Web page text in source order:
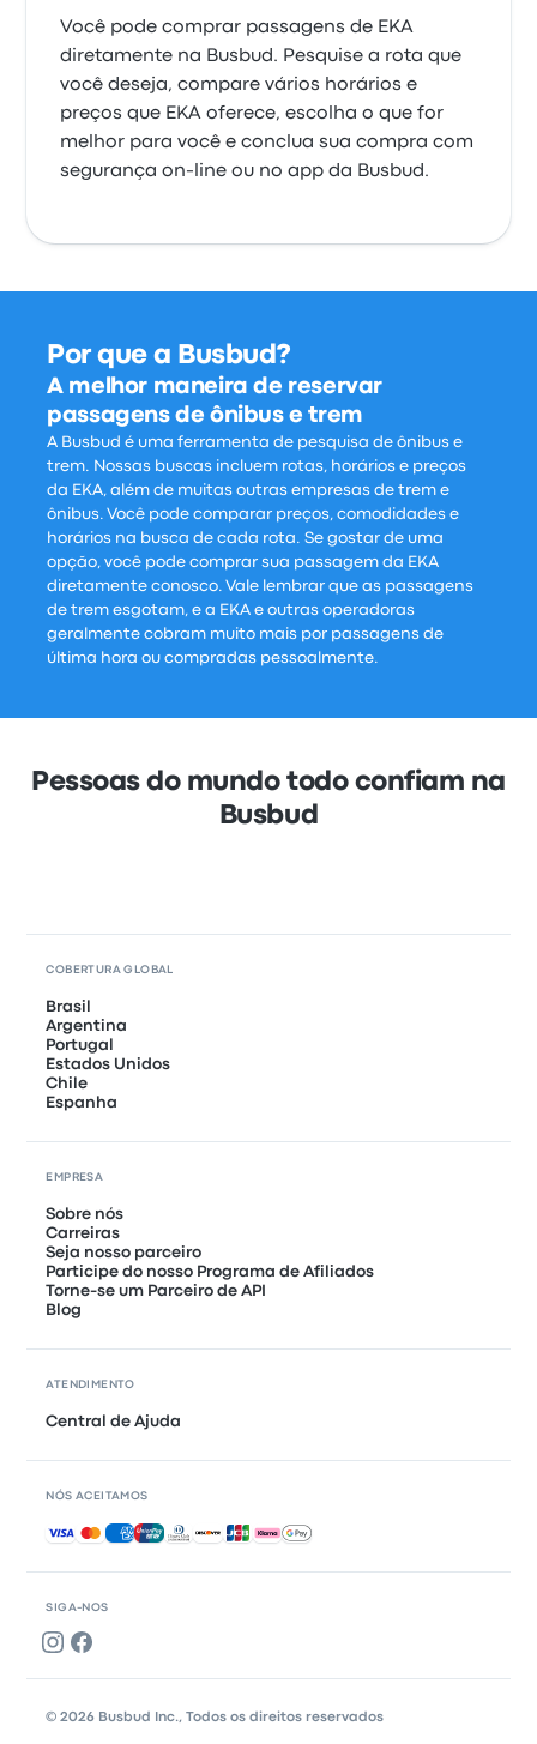
Você pode comprar passagens de EKA
diretamente na Busbud. Pesquise a rota que
você deseja, compare vários horários e
preços que EKA oferece, escolha o que for
melhor para você e conclua sua compra com
segurança on-line ou no app da Busbud.
Por que a Busbud?
A melhor maneira de reservar
passagens de ônibus e trem
A Busbud é uma ferramenta de pesquisa de ônibus e
trem. Nossas buscas incluem rotas, horários e preços
da EKA, além de muitas outras empresas de trem e
ônibus. Você pode comparar preços, comodidades e
horários na busca de cada rota. Se gostar de uma
opção, você pode comprar sua passagem da EKA
diretamente conosco. Vale lembrar que as passagens
de trem esgotam, e a EKA e outras operadoras
geralmente cobram muito mais por passagens de
última hora ou compradas pessoalmente.
Pessoas do mundo todo confiam na
Busbud
SIGA-NOS
COBERTURA GLOBAL
Brasil
Argentina
Portugal
Estados Unidos
Chile
Espanha
EMPRESA
Sobre nós
Carreiras
Seja nosso parceiro
Participe do nosso Programa de Afiliados
Torne-se um Parceiro de API
Blog
ATENDIMENTO
Central de Ajuda
NÓS ACEITAMOS
Pagamentos aceitos
© 2026 Busbud Inc., Todos os direitos reservados